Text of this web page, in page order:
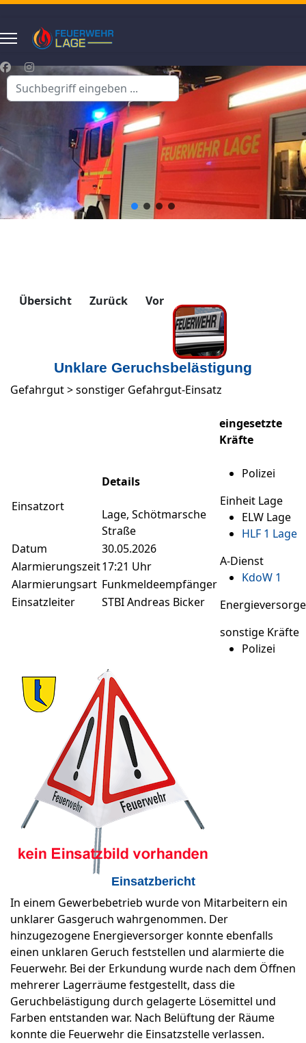
Suchen
...
Übersicht Zurück Vor
Unklare Geruchsbelästigung
Gefahrgut > sonstiger Gefahrgut-Einsatz
Einsatzort
Details
Lage, Schötmarsche
Straße
Datum
30.05.2026
Alarmierungszeit17:21 Uhr
Alarmierungsart Funkmeldeempfänger
Einsatzleiter
STBI Andreas Bicker
eingesetzte
Kräfte
Polizei
Einheit Lage
ELW Lage
HLF 1 Lage
A-Dienst
KdoW 1
sonstige Kräfte
Polizei
Einsatzbericht
In einem Gewerbebetrieb wurde von Mitarbeitern ein
unklarer Gasgeruch wahrgenommen. Der
hinzugezogene Energieversorger konnte ebenfalls
einen unklaren Geruch feststellen und alarmierte die
Feuerwehr. Bei der Erkundung wurde nach dem Öffnen
mehrerer Lagerräume festgestellt, dass die
Geruchbelästigung durch gelagerte Lösemittel und
Farben entstanden war. Nach Belüftung der Räume
konnte die Feuerwehr die Einsatzstelle verlassen.